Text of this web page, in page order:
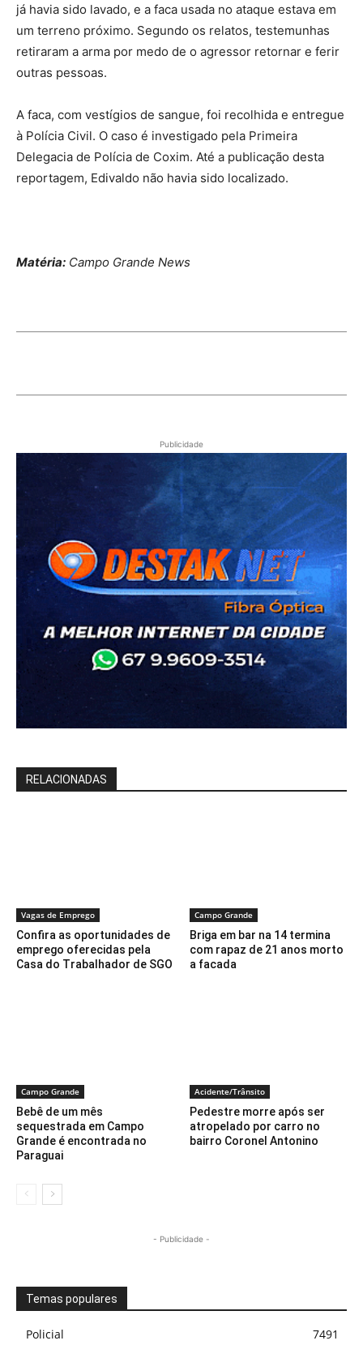
já havia sido lavado, e a faca usada no ataque estava em
um terreno próximo. Segundo os relatos, testemunhas
retiraram a arma por medo de o agressor retornar e ferir
outras pessoas.
A faca, com vestígios de sangue, foi recolhida e entregue
à Polícia Civil. O caso é investigado pela Primeira
Delegacia de Polícia de Coxim. Até a publicação desta
reportagem, Edivaldo não havia sido localizado.
Matéria: Campo Grande News
Publicidade
RELACIONADAS
Vagas de Emprego
Confira as oportunidades de
emprego oferecidas pela
Casa do Trabalhador de SGO
Campo Grande
Briga em bar na 14 termina
com rapaz de 21 anos morto
a facada
Campo Grande
Bebê de um mês
sequestrada em Campo
Grande é encontrada no
Paraguai
Acidente/Trânsito
Pedestre morre após ser
atropelado por carro no
bairro Coronel Antonino
- Publicidade -
Temas populares
Policial 7491